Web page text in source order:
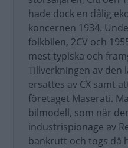
hade dock en dålig
koncernen 1934.
folkbilen, 2CV och
mest typiska och
Tillverkningen av den
ersattes av CX samt
företaget Maserati.
bilmodell, som när
industrispionage av
bankrutt och togs då